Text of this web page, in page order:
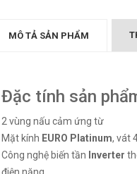
MÔ TẢ SẢN PHẨM
Đặc tính sản
2 vùng nấu cảm ứng từ
Mặt kính EURO Platinum, vát
Công nghệ biến tần Inverter
Bếp từ Canzy CZ-